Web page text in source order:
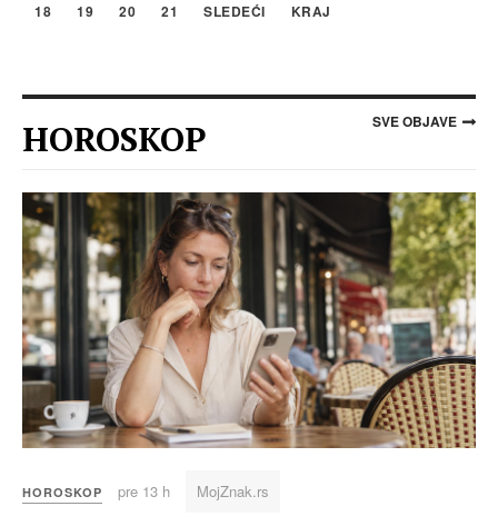
18
19 20 21 SLEDEĆI KRAJ
HOROSKOP SVE OBJAVE
HOROSKOP pre 13 h MojZnak.rs